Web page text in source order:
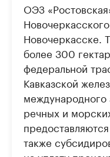
ОЭЗ
Новочеркасске.
более 300
федеральной
Кавказской
международного
речных и
также